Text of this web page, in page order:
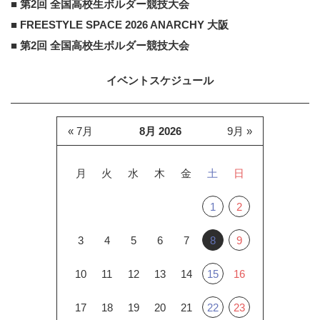
■ 第2回 全国高校生ボルダー競技大会
■ FREESTYLE SPACE 2026 ANARCHY 大阪
■ 第2回 全国高校生ボルダー競技大会
イベントスケジュール
8月 2026
月 火 水 木 金 土 日
1 2
3 4 5 6 7 8 9
10 11 12 13 14 15 16
17 18 19 20 21 22 23
« 7月 9月 »